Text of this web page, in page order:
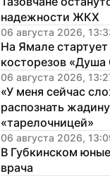
надежности ЖКХ
06 августа 2026,
На Ямале
косторезов «Душа
06 августа 2026,
«У меня сейчас
распознать
«тарелочницей»
06 августа 2026,
В Губкинском
врача